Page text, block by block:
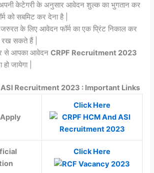
केटेगरी के अनुसार आवेदन शुल्क का भुगतान कर
को सबमिट कर देना है |
जरुरत के लिए आवेदन फॉर्म का एक प्रिंट निकाल कर
सकते हैं |
से आपका आवेदनCRPF Recruitment 2023
जायेगा |
ASI Recruitment 2023 : Important Links
Click Here
Click Here